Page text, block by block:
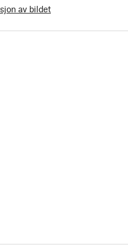
av bildet